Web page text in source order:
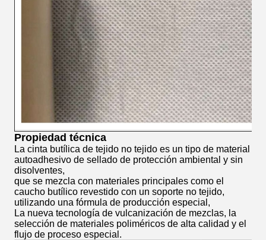
Propiedad técnica
La cinta butílica de tejido no tejido es un tipo de material
autoadhesivo de sellado de protección ambiental y sin
disolventes,
que se mezcla con materiales principales como el
caucho butílico revestido con un soporte no tejido,
utilizando una fórmula de producción especial,
La nueva tecnología de vulcanización de mezclas, la
selección de materiales poliméricos de alta calidad y el
flujo de proceso especial.